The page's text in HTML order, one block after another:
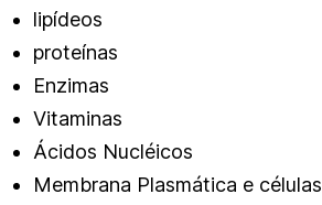
lipídeos
proteínas
Enzimas
Vitaminas
Ácidos Nucléicos
Membrana Plasmática e células